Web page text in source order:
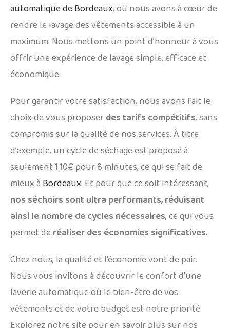
automatique de Bordeaux, où nous avons à cœur de
rendre le lavage des vêtements accessible à un
maximum. Nous mettons un point d’honneur à vous
offrir une expérience de lavage simple, efficace et
économique.
Pour garantir votre satisfaction, nous avons fait le
choix de vous proposerdes tarifs compétitifs, sans
compromis sur la qualité de nos services. À titre
d’exemple, un cycle de séchage est proposé à
seulement 1.10€ pour 8 minutes, ce qui se fait de
mieux à Bordeaux. Et pour que ce soit intéressant,
nos séchoirs sont ultra performants, réduisant
ainsi le nombre de cycles nécessaires, ce qui vous
permet de réaliser des économies significatives.
Chez nous, la qualité et l’économie vont de pair.
Nous vous invitons à découvrir le confort d’une
laverie automatique où le bien-être de vos
vêtements et de votre budget est notre priorité.